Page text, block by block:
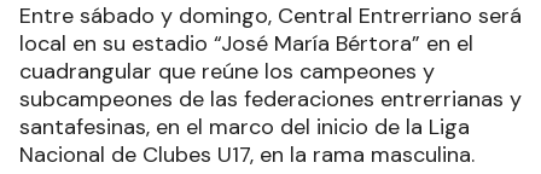
Entre sábado y domingo, Central Entrerriano será
local en su estadio “José María Bértora” en el
cuadrangular que reúne los campeones y
subcampeones de las federaciones entrerrianas y
santafesinas, en el marco del inicio de la Liga
Nacional de Clubes U17, en la rama masculina.